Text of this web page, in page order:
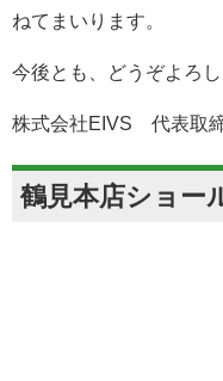
ねてまいります。
今後とも、どうぞよろ
株式会社EIVS 代表取
鶴見本店ショー